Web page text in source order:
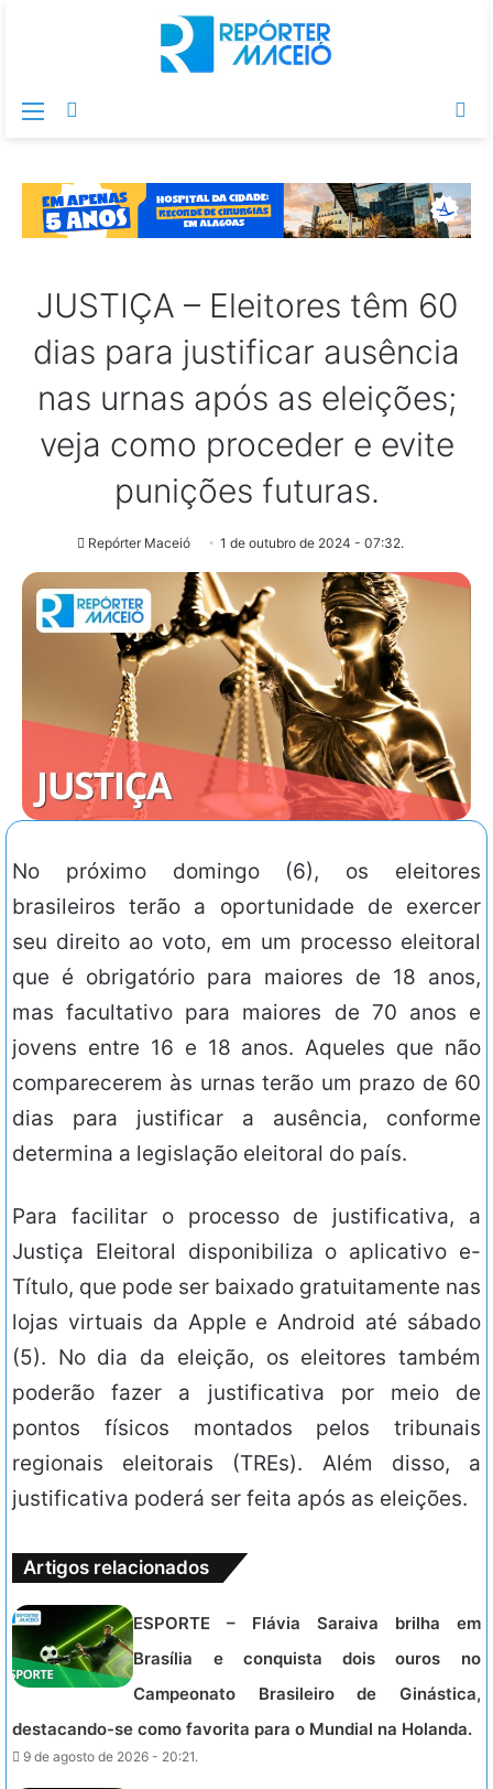
Menu
JUSTIÇA – Eleitores têm 60
dias para justificar ausência
nas urnas após as eleições;
veja como proceder e evite
punições futuras.
Repórter Maceió 1 de outubro de 2024 - 07:32.
No próximo domingo (6), os eleitores
brasileiros terão a oportunidade de exercer
seu direito ao voto, em um processo eleitoral
que é obrigatório para maiores de 18 anos,
mas facultativo para maiores de 70 anos e
jovens entre 16 e 18 anos. Aqueles que não
comparecerem às urnas terão um prazo de 60
dias para justificar a ausência, conforme
determina a legislação eleitoral do país.
Para facilitar o processo de justificativa, a
Justiça Eleitoral disponibiliza o aplicativo e-
Título, que pode ser baixado gratuitamente nas
lojas virtuais da Apple e Android até sábado
(5). No dia da eleição, os eleitores também
poderão fazer a justificativa por meio de
pontos físicos montados pelos tribunais
regionais eleitorais (TREs). Além disso, a
justificativa poderá ser feita após as eleições.
Artigos relacionados
ESPORTE – Flávia Saraiva brilha em
Brasília e conquista dois ouros no
Campeonato Brasileiro de Ginástica,
destacando-se como favorita para o Mundial na Holanda.
9 de agosto de 2026 - 20:21.